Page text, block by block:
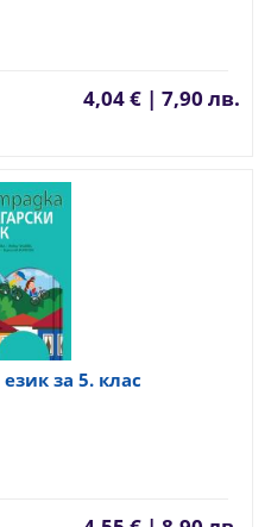
4,04 € | 7,90 лв.
за 5. клас